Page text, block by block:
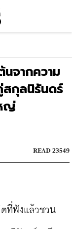
นจากความ
สกุลนิรันดร์
ญ่
READ 23549
ที่ฟังแล้วชวน